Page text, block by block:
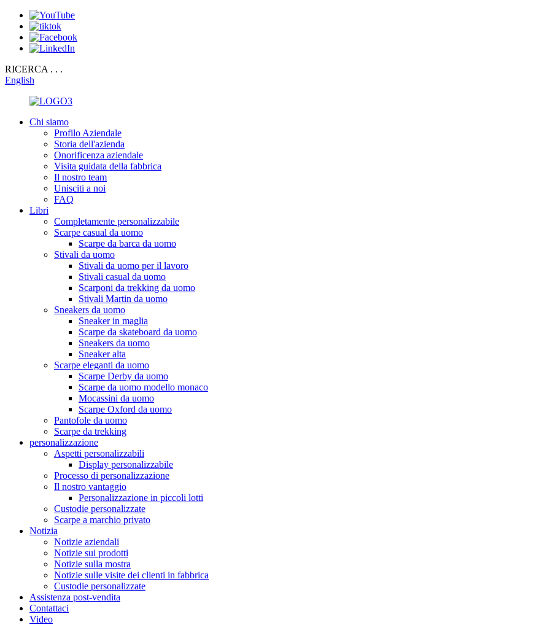
RICERCA . . .
English
Chi siamo
Profilo Aziendale
Storia dell'azienda
Onorificenza aziendale
Visita guidata della fabbrica
Il nostro team
Unisciti a noi
FAQ
Libri
Completamente personalizzabile
Scarpe casual da uomo
Scarpe da barca da uomo
Stivali da uomo
Stivali da uomo per il lavoro
Stivali casual da uomo
Scarponi da trekking da uomo
Stivali Martin da uomo
Sneakers da uomo
Sneaker in maglia
Scarpe da skateboard da uomo
Sneakers da uomo
Sneaker alta
Scarpe eleganti da uomo
Scarpe Derby da uomo
Scarpe da uomo modello monaco
Mocassini da uomo
Scarpe Oxford da uomo
Pantofole da uomo
Scarpe da trekking
personalizzazione
Aspetti personalizzabili
Display personalizzabile
Processo di personalizzazione
Il nostro vantaggio
Personalizzazione in piccoli lotti
Custodie personalizzate
Scarpe a marchio privato
Notizia
Notizie aziendali
Notizie sui prodotti
Notizie sulla mostra
Notizie sulle visite dei clienti in fabbrica
Custodie personalizzate
Assistenza post-vendita
Contattaci
Video